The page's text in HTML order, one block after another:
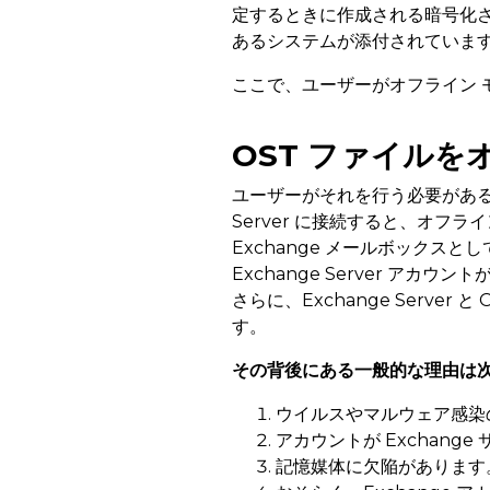
定するときに作成される暗号化
あるシステムが添付されていま
ここで、ユーザーがオフライン
OST ファイルを
ユーザーがそれを行う必要があ
Server に接続すると、オフラ
Exchange メールボックスとし
Exchange Server アカウント
さらに、Exchange Server と
す。
その背後にある一般的な理由は
ウイルスやマルウェア感
アカウントが Exchange
記憶媒体に欠陥があります